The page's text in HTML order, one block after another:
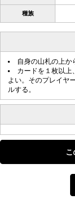
種族
自身の山札の上か
カードを１枚以上
よい。そのプレイヤ
ルする。
こ